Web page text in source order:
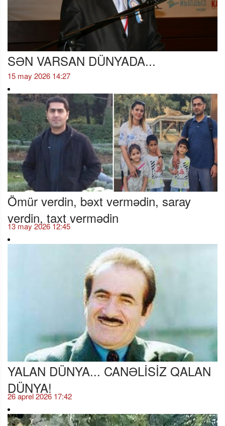
SƏN VARSAN DÜNYADA...
15 may 2026 14:27
Ömür verdin, bəxt vermədin, saray
verdin, taxt vermədin
13 may 2026 12:45
YALAN DÜNYA... CANƏLİSİZ QALAN
DÜNYA!
26 aprel 2026 17:42